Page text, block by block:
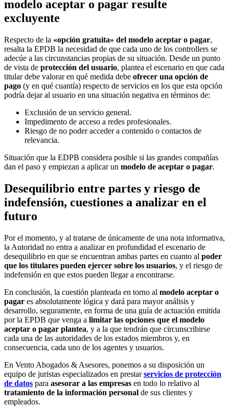
modelo aceptar o pagar resulte
excluyente
Respecto de la «opción gratuita» del modelo aceptar o pagar,
resalta la EPDB la necesidad de que cada uno de los controllers se
adecúe a las circunstancias propias de su situación. Desde un punto
de vista de protección del usuario, plantea el escenario en que cada
titular debe valorar en qué medida debe ofrecer una opción de
pago (y en qué cuantía) respecto de servicios en los que esta opción
podría dejar al usuario en una situación negativa en términos de:
Exclusión de un servicio general.
Impedimento de acceso a redes profesionales.
Riesgo de no poder acceder a contenido o contactos de
relevancia.
Situación que la EDPB considera posible si las grandes compañías
dan el paso y empiezan a aplicar un modelo de aceptar o pagar.
Desequilibrio entre partes y riesgo de
indefensión, cuestiones a analizar en el
futuro
Por el momento, y al tratarse de únicamente de una nota informativa,
la Autoridad no entra a analizar en profundidad el escenario de
desequilibrio en que se encuentran ambas partes en cuanto al poder
que los titulares pueden ejercer sobre los usuarios, y el riesgo de
indefensión en que estos pueden llegar a encontrarse.
En conclusión, la cuestión planteada en torno al modelo aceptar o
pagar es absolutamente lógica y dará para mayor análisis y
desarrollo, seguramente, en forma de una guía de actuación emitida
por la EPDB que venga a limitar las opciones que el modelo
aceptar o pagar plantea, y a la que tendrán que circunscribirse
cada una de las autoridades de los estados miembros y, en
consecuencia, cada uno de los agentes y usuarios.
En Vento Abogados & Asesores, ponemos a su disposición un
equipo de juristas especializados en prestarservicios de protección
de datos para asesorar a las empresas en todo lo relativo al
tratamiento de la información personal de sus clientes y
empleados.